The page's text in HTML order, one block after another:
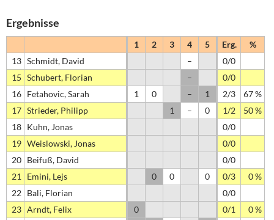
Ergebnisse
1 2 3 4 5 Erg.
%
13 Schmidt, David –
0/0
15 Schubert, Florian –
0/0
16 Fetahovic, Sarah 1 0 – 1 2/3
67 %
17 Strieder, Philipp 1 – 0 1/2
50 %
18 Kuhn, Jonas
0/0
19 Weislowski, Jonas
0/0
20 Beifuß, David
0/0
21
Emini, Lejs 0 0 0 0/3
0 %
22 Bali, Florian
0/0
23 Arndt, Felix 0 0/1
0 %